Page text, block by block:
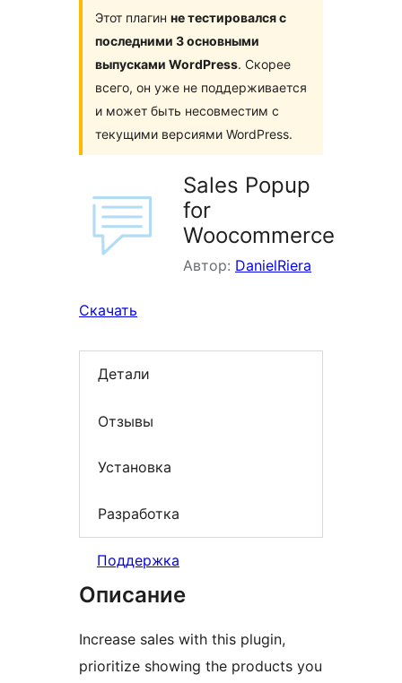
Этот плагин не тестировался с
последними 3 основными
выпусками WordPress. Скорее
всего, он уже не поддерживается
и может быть несовместим с
текущими версиями WordPress.
Sales Popup
for
Woocommerce
Автор: DanielRiera
Скачать
Детали
Отзывы
Установка
Разработка
Поддержка
Описание
Increase sales with this plugin,
prioritize showing the products you